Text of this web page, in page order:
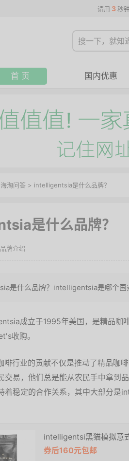
请用 3 秒
首 页 国内优惠
海淘问答 > intelligentsia是什么品牌？
是什么品牌？
牌介绍
是什么品牌？intelligentsia是哪个国
成立于1995年美国，是精品咖
收购。
行业的贡献不仅是推动了精品咖
交易，他们总是能从农民手中拿到
着稳定的合作关系，其中大部分是
intelligentsi黑猫模拟意
券后160元包邮